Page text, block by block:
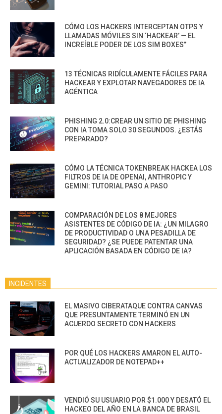
CÓMO LOS HACKERS INTERCEPTAN OTPS Y
LLAMADAS MÓVILES SIN ‘HACKEAR’ — EL
INCREÍBLE PODER DE LOS SIM BOXES”
13 TÉCNICAS RIDÍCULAMENTE FÁCILES PARA
HACKEAR Y EXPLOTAR NAVEGADORES DE IA
AGÉNTICA
PHISHING 2.0:CREAR UN SITIO DE PHISHING
CON IA TOMA SOLO 30 SEGUNDOS. ¿ESTÁS
PREPARADO?
CÓMO LA TÉCNICA TOKENBREAK HACKEA LOS
FILTROS DE IA DE OPENAI, ANTHROPIC Y
GEMINI: TUTORIAL PASO A PASO
COMPARACIÓN DE LOS 8 MEJORES
ASISTENTES DE CÓDIGO DE IA: ¿UN MILAGRO
DE PRODUCTIVIDAD O UNA PESADILLA DE
SEGURIDAD? ¿SE PUEDE PATENTAR UNA
APLICACIÓN BASADA EN CÓDIGO DE IA?
INCIDENTES
EL MASIVO CIBERATAQUE CONTRA CANVAS
QUE PRESUNTAMENTE TERMINÓ EN UN
ACUERDO SECRETO CON HACKERS
POR QUÉ LOS HACKERS AMARON EL AUTO-
ACTUALIZADOR DE NOTEPAD++
VENDIÓ SU USUARIO POR $1.000 Y DESATÓ EL
HACKEO DEL AÑO EN LA BANCA DE BRASIL